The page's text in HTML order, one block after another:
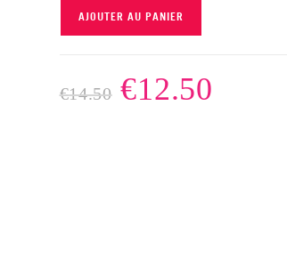
AJOUTER AU PANIER
€14.50 €12.50